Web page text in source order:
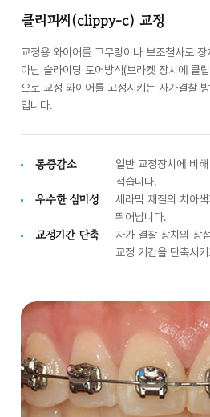
클리피씨(clippy-c) 교정
교정용 와이어를 고무링이나 보조철사로 장
아닌 슬라이딩 도어방식(브라켓 장치에 클
으로 교정 와이어를 고정시키는 자가결찰
입니다.
통증감소
일반 교정장치에 비
적습니다.
우수한 심미성
세라믹 재질의 치아
뛰어납니다.
교정기간 단축
자가 결찰 장치의 장
교정 기간을 단축시